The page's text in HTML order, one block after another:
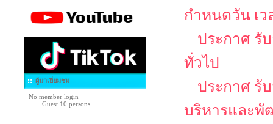
ผู้มาเยี่ยมชม
No member login
Guest 10 persons
กำหนดวัน เว
ประกาศ รั
ทั่วไป
ประกาศ รั
บริหารและพั